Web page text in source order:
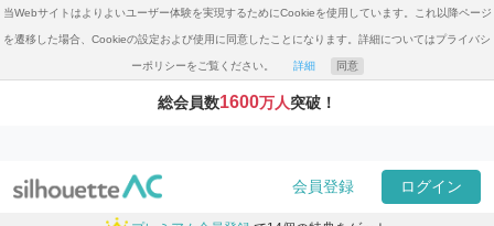
当Webサイトはよりよいユーザー体験を実現するためにCookieを使用しています。これ以降ページ
を遷移した場合、Cookieの設定および使用に同意したことになります。詳細についてはプライバシ
ーポリシーをご覧ください。 詳細 同意
総会員数1600万人突破！
会員登録 ログイン